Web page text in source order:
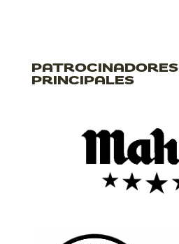
PATROCINADORES
PRINCIPALES